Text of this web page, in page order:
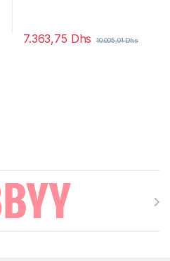
7.363,75 Dhs 10.005,01Dhs